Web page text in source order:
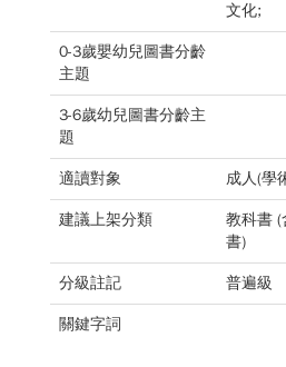
文化;
0-3歲嬰幼兒圖書分齡
主題
3-6歲幼兒圖書分齡主
題
適讀對象 成人(學
建議上架分類
教科書 (
書)
分級註記 普遍級
關鍵字詞